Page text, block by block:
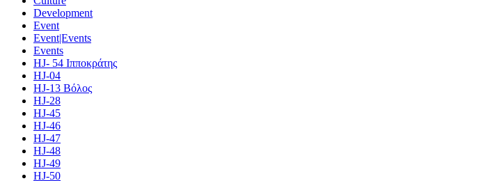
Development
Event
Event|Events
Events
HJ- 54 Ιπποκράτης
HJ-04
HJ-13 Βόλος
HJ-28
HJ-45
HJ-46
HJ-47
HJ-48
HJ-49
HJ-50